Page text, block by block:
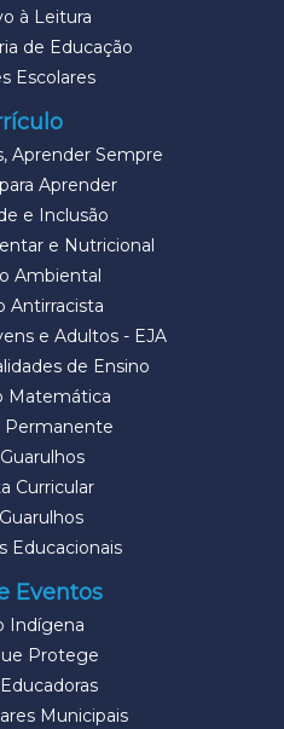
à Leitura
de Educação
Escolares
Aprender Sempre
Aprender
e Inclusão
e Nutricional
Ambiental
Antirracista
e Adultos - EJA
de Ensino
Matemática
Permanente
Curricular
Educacionais
Eventos
Indígena
Protege
Municipais